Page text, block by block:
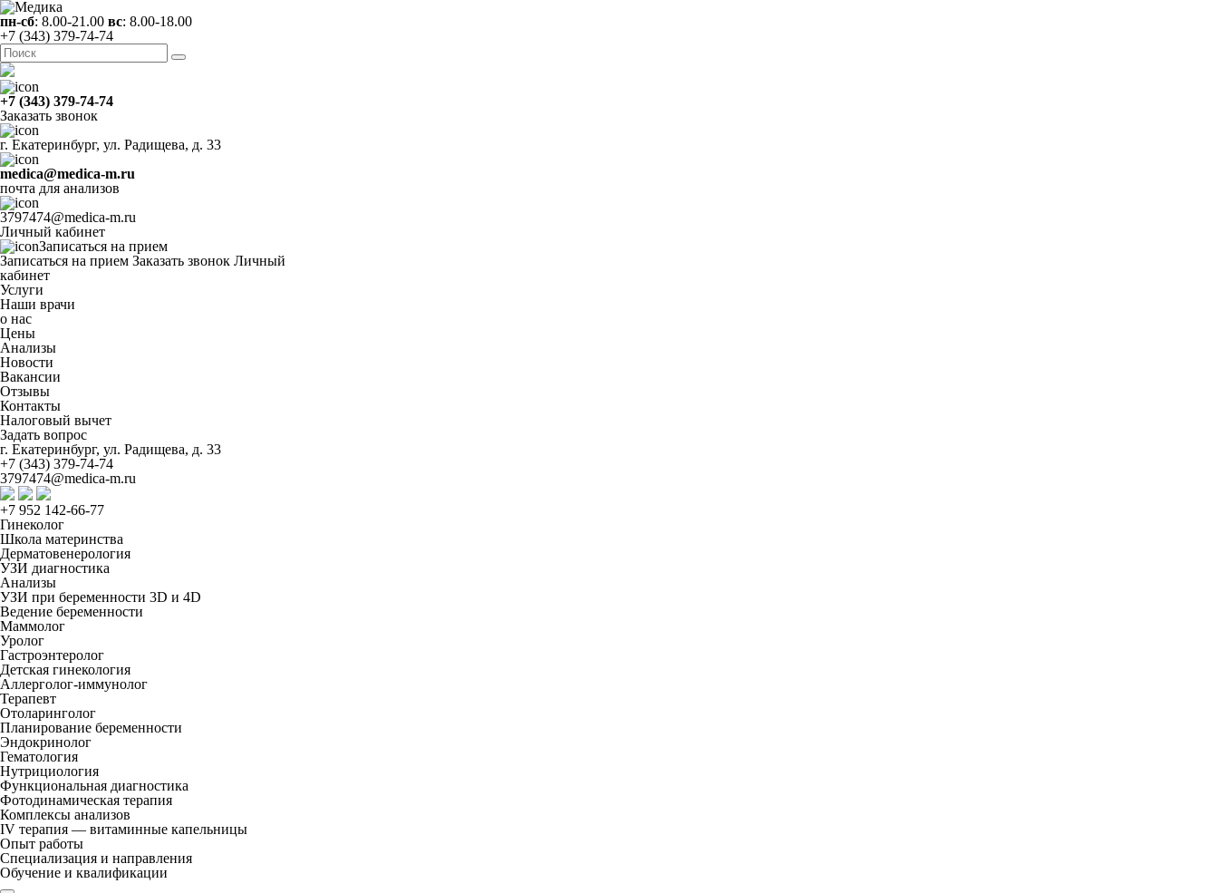
пн-сб: 8.00-21.00 вс: 8.00-18.00
+7 (343) 379-74-74
+7 (343) 379-74-74
Заказать звонок
г. Екатеринбург, ул. Радищева, д. 33
medica@medica-m.ru
почта для анализов
3797474@medica-m.ru
Личный кабинет
Записаться на прием
Записаться на прием Заказать звонок Личный
кабинет
Услуги
Наши врачи
о нас
Цены
Анализы
Новости
Вакансии
Отзывы
Контакты
Налоговый вычет
Задать вопрос
г. Екатеринбург, ул. Радищева, д. 33
+7 (343) 379-74-74
3797474@medica-m.ru
+7 952 142-66-77
Гинеколог
Школа материнства
Дерматовенерология
УЗИ диагностика
Анализы
УЗИ при беременности 3D и 4D
Ведение беременности
Маммолог
Уролог
Гастроэнтеролог
Детская гинекология
Аллерголог-иммунолог
Терапевт
Отоларинголог
Планирование беременности
Эндокринолог
Гематология
Нутрициология
Функциональная диагностика
Фотодинамическая терапия
Комплексы анализов
IV терапия — витаминные капельницы
Опыт работы
Специализация и направления
Обучение и квалификации